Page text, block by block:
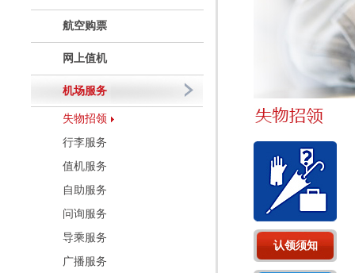
航空购票
网上值机
机场服务
失物招领
行李服务
值机服务
自助服务
问询服务
导乘服务
广播服务
认领须知